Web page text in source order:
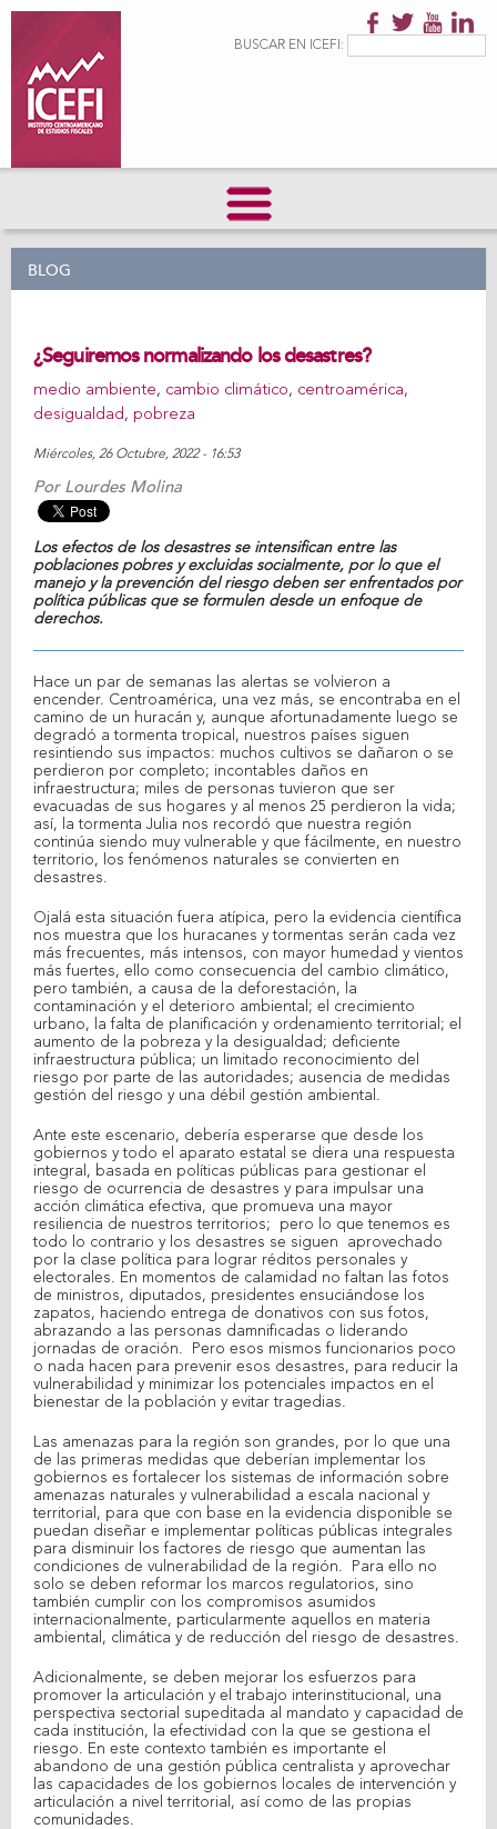
principalFormulario de
BUSCAR EN ICEFI:
BLOG
¿Seguiremos normalizando los desastres?
medio ambiente, cambio climático, centroamérica,
desigualdad, pobreza
Miércoles, 26 Octubre, 2022 - 16:53
Por Lourdes Molina
Los efectos de los desastres se intensifican entre las
poblaciones pobres y excluidas socialmente, por lo que el
manejo y la prevención del riesgo deben ser enfrentados por
política públicas que se formulen desde un enfoque de
derechos.
Hace un par de semanas las alertas se volvieron a
encender. Centroamérica, una vez más, se encontraba en el
camino de un huracán y, aunque afortunadamente luego se
degradó a tormenta tropical, nuestros países siguen
resintiendo sus impactos: muchos cultivos se dañaron o se
perdieron por completo; incontables daños en
infraestructura; miles de personas tuvieron que ser
evacuadas de sus hogares y al menos 25 perdieron la vida;
así, la tormenta Julia nos recordó que nuestra región
continúa siendo muy vulnerable y que fácilmente, en nuestro
territorio, los fenómenos naturales se convierten en
desastres.
Ojalá esta situación fuera atípica, pero la evidencia científica
nos muestra que los huracanes y tormentas serán cada vez
más frecuentes, más intensos, con mayor humedad y vientos
más fuertes, ello como consecuencia del cambio climático,
pero también, a causa de la deforestación, la
contaminación y el deterioro ambiental; el crecimiento
urbano, la falta de planificación y ordenamiento territorial; el
aumento de la pobreza y la desigualdad; deficiente
infraestructura pública; un limitado reconocimiento del
riesgo por parte de las autoridades; ausencia de medidas
gestión del riesgo y una débil gestión ambiental.
Ante este escenario, debería esperarse que desde los
gobiernos y todo el aparato estatal se diera una respuesta
integral, basada en políticas públicas para gestionar el
riesgo de ocurrencia de desastres y para impulsar una
acción climática efectiva, que promueva una mayor
resiliencia de nuestros territorios; pero lo que tenemos es
todo lo contrario y los desastres se siguen aprovechado
por la clase política para lograr réditos personales y
electorales. En momentos de calamidad no faltan las fotos
de ministros, diputados, presidentes ensuciándose los
zapatos, haciendo entrega de donativos con sus fotos,
abrazando a las personas damnificadas o liderando
jornadas de oración. Pero esos mismos funcionarios poco
o nada hacen para prevenir esos desastres, para reducir la
vulnerabilidad y minimizar los potenciales impactos en el
bienestar de la población y evitar tragedias.
Las amenazas para la región son grandes, por lo que una
de las primeras medidas que deberían implementar los
gobiernos es fortalecer los sistemas de información sobre
amenazas naturales y vulnerabilidad a escala nacional y
territorial, para que con base en la evidencia disponible se
puedan diseñar e implementar políticas públicas integrales
para disminuir los factores de riesgo que aumentan las
condiciones de vulnerabilidad de la región. Para ello no
solo se deben reformar los marcos regulatorios, sino
también cumplir con los compromisos asumidos
internacionalmente, particularmente aquellos en materia
ambiental, climática y de reducción del riesgo de desastres.
Adicionalmente, se deben mejorar los esfuerzos para
promover la articulación y el trabajo interinstitucional, una
perspectiva sectorial supeditada al mandato y capacidad de
cada institución, la efectividad con la que se gestiona el
riesgo. En este contexto también es importante el
abandono de una gestión pública centralista y aprovechar
las capacidades de los gobiernos locales de intervención y
articulación a nivel territorial, así como de las propias
comunidades.